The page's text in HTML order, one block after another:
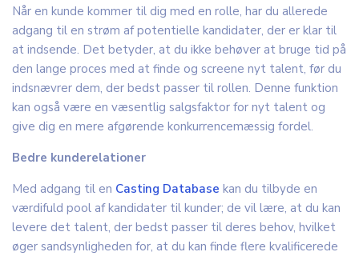
Når en kunde kommer til dig med en rolle, har du allerede
adgang til en strøm af potentielle kandidater, der er klar til
at indsende. Det betyder, at du ikke behøver at bruge tid på
den lange proces med at finde og screene nyt talent, før du
indsnævrer dem, der bedst passer til rollen. Denne funktion
kan også være en væsentlig salgsfaktor for nyt talent og
give dig en mere afgørende konkurrencemæssig fordel.
Bedre kunderelationer
Med adgang til en Casting Database kan du tilbyde en
værdifuld pool af kandidater til kunder; de vil lære, at du kan
levere det talent, der bedst passer til deres behov, hvilket
øger sandsynligheden for, at du kan finde flere kvalificerede